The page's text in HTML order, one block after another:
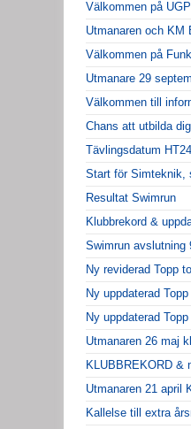
Välkommen på
Utmanaren och KM
Välkommen på
Utmanare 29
Välkommen till
Chans att utbilda
Tävlingsdatum HT24
Start för Simteknik,
Resultat Swimrun
Klubbrekord &
Swimrun avslutning
Ny reviderad Topp
Ny uppdaterad
Ny uppdaterad
Utmanaren 26 maj
KLUBBREKORD &
Utmanaren 21 april
Kallelse till extra